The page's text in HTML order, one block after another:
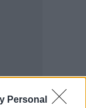
Personal